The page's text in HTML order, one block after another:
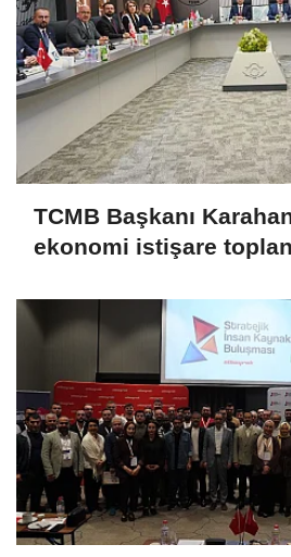
TCMB Başkanı
ekonomi istişare